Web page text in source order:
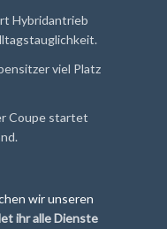
Hybridantrieb
viel Platz
Coupe startet
wir unseren
ihr alle Dienste